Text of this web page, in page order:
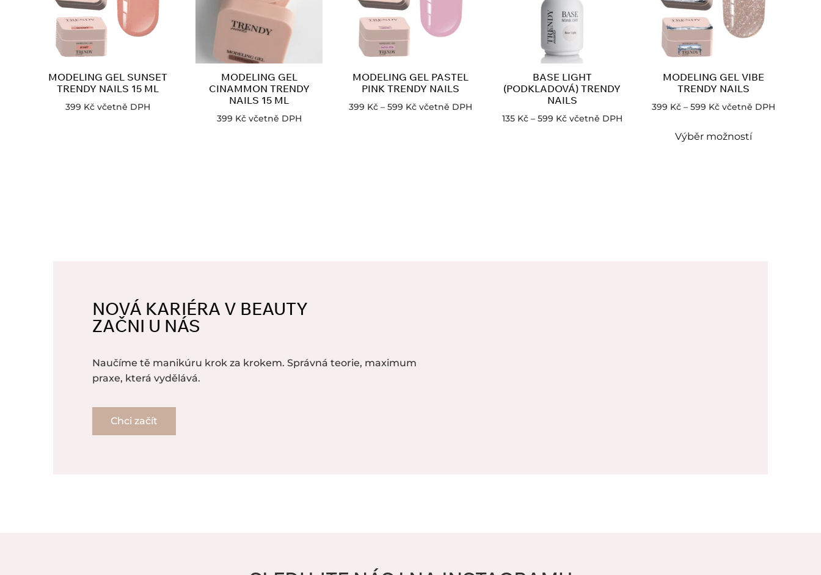
MODELING GEL SUNSET
TRENDY NAILS 15 ML
399 Kč včetně DPH
MODELING GEL
CINAMMON TRENDY
NAILS 15 ML
399 Kč včetně DPH
MODELING GEL PASTEL
PINK TRENDY NAILS
399 Kč – 599 Kč včetně DPH
BASE LIGHT
(PODKLADOVÁ) TRENDY
NAILS
135 Kč – 599 Kč včetně DPH
MODELING GEL VIBE
TRENDY NAILS
399 Kč – 599 Kč včetně DPH
Výběr možností
NOVÁ KARIÉRA V BEAUTY
ZAČNI U NÁS
Naučíme tě manikúru krok za krokem. Správná teorie, maximum
praxe, která vydělává.
Chci začít